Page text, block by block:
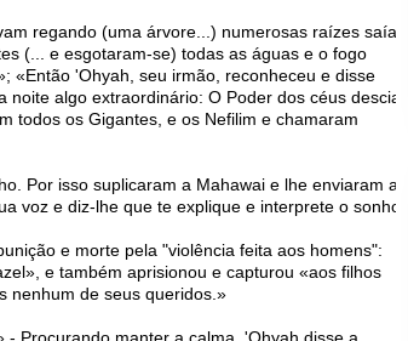
regando (uma árvore...) numerosas raízes saíam
(... e esgotaram-se) todas as águas e o fogo
«Então 'Ohyah, seu irmão, reconheceu e disse
algo extraordinário: O Poder dos céus descia
todos os Gigantes, e os Nefilim e chamaram
Por isso suplicaram a Mahawai e lhe enviaram até
voz e diz-lhe que te explique e interprete o sonho"
e morte pela "violência feita aos homens":
e também aprisionou e capturou «aos filhos
nenhum de seus queridos.»